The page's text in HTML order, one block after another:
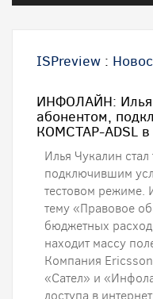
ISPreview :
ИНФОЛАЙН: Илья
абонентом,
КОМСТАР-ADSL
Илья Чукалин
подключившим
тестовом режиме.
тему «Правовое
бюджетных
находит массу
Компания
«Сател» и
доступа в